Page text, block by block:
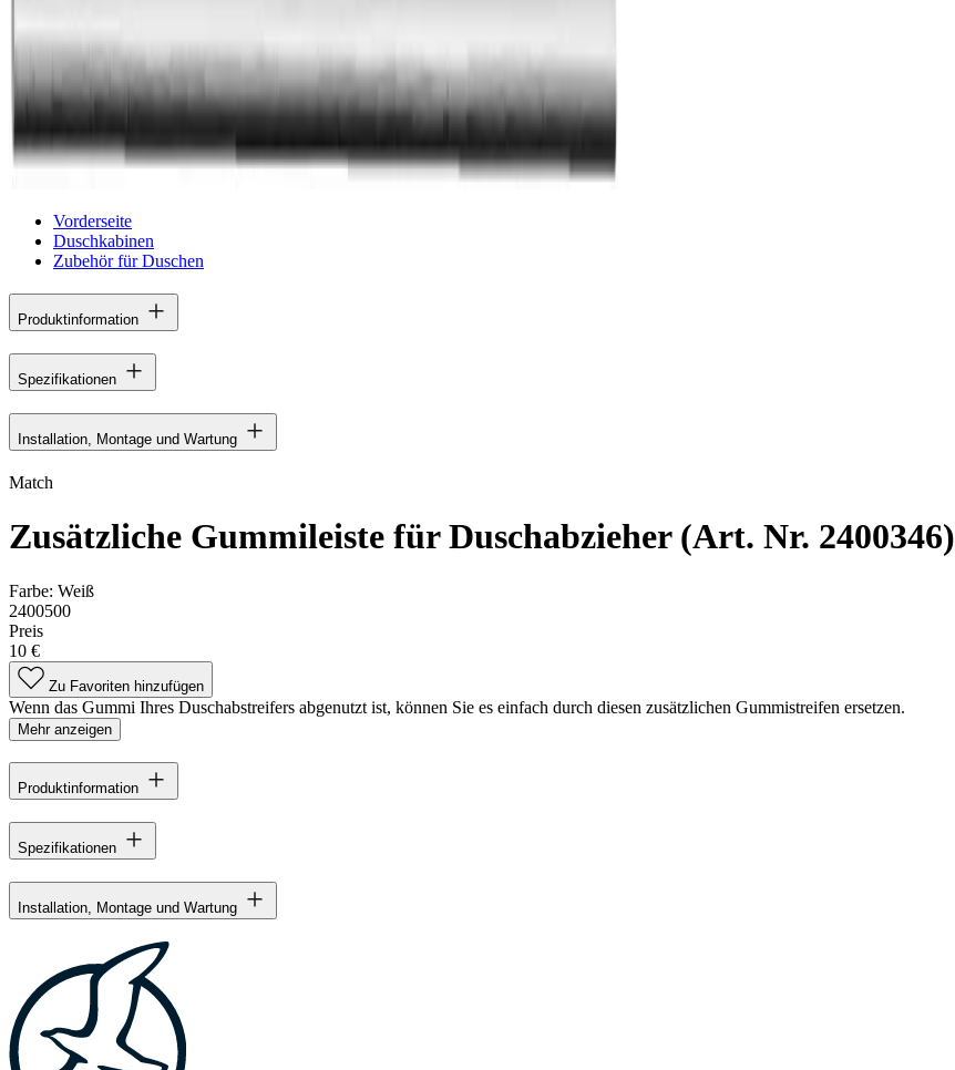
Vorderseite
Duschkabinen
Zubehör für Duschen
Produktinformation
Spezifikationen
Installation, Montage und Wartung
Match
Zusätzliche Gummileiste für Duschabzieher (Art. Nr. 2400346)
Farbe: Weiß
2400500
Preis
10 €
Zu Favoriten hinzufügen
Wenn das Gummi Ihres Duschabstreifers abgenutzt ist, können Sie es einfach durch diesen zusätzlichen Gummistreifen ersetzen.
Mehr anzeigen
Produktinformation
Spezifikationen
Installation, Montage und Wartung